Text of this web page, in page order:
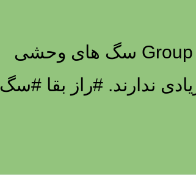
فیلم شکار گروهی سگ های وحشی Group hunting of wild dogs سگ های وحشی
ندارند. #راز بقا #سگ